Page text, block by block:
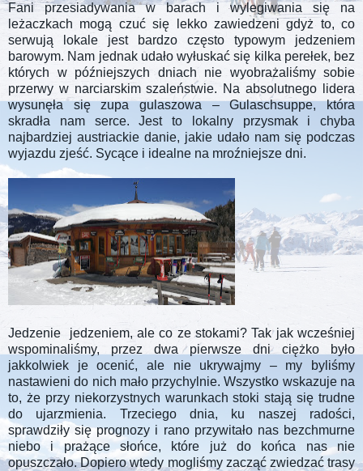
Fani przesiadywania w barach i wylegiwania się na
leżaczkach mogą czuć się lekko zawiedzeni gdyż to, co
serwują lokale jest bardzo często typowym jedzeniem
barowym. Nam jednak udało wyłuskać się kilka perełek, bez
których w późniejszych dniach nie wyobrażaliśmy sobie
przerwy w narciarskim szaleństwie. Na absolutnego lidera
wysunęła się zupa gulaszowa – Gulaschsuppe, która
skradła nam serce. Jest to lokalny przysmak i chyba
najbardziej austriackie danie, jakie udało nam się podczas
wyjazdu zjeść. Sycące i idealne na mroźniejsze dni.
Jedzenie
jedzeniem, ale co ze stokami? Tak jak wcześniej
wspominaliśmy, przez dwa pierwsze dni ciężko było
jakkolwiek je ocenić, ale nie ukrywajmy – my byliśmy
nastawieni do nich mało przychylnie. Wszystko wskazuje na
to, że przy niekorzystnych warunkach stoki stają się trudne
do ujarzmienia. Trzeciego dnia, ku naszej radości,
sprawdziły się prognozy i rano przywitało nas bezchmurne
niebo i prażące słońce, które już do końca nas nie
opuszczało. Dopiero wtedy mogliśmy zacząć zwiedzać trasy